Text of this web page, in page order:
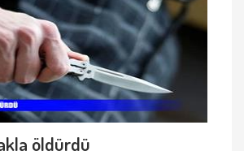
öldürdü